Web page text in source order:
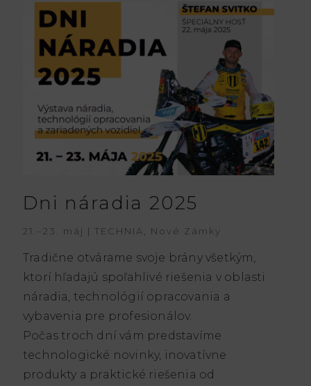
Dni náradia 2025
21.–23. máj | TECHNIA, Nové Zámky
Tradične otvárame svoje brány všetkým,
ktorí hľadajú spoľahlivé riešenia v oblasti
náradia, technológií opracovania a
vybavenia pre profesionálov.
Počas troch dní vám predstavíme
technologické novinky, inovatívne
produkty a praktické riešenia od